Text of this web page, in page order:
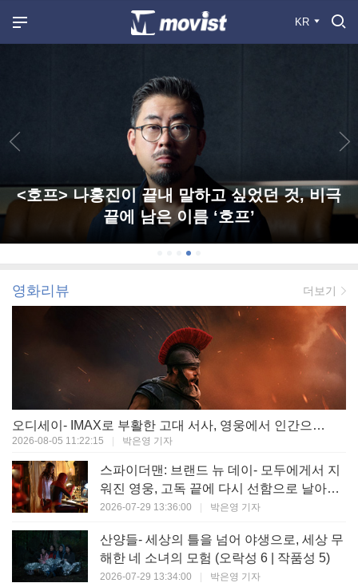
KR
<호프> 나홍진이 끝내 말하고 싶었던 것, 비극
끝에 남은 이름 ‘호프’
영화리뷰 더보기
오디세이- IMAX로 부활한 고대 서사, 영웅에서 인간으로의 귀환 (오락성 9 | 작품성 9)
2026-08-05 11:22:15 박은영 기자
스파이더맨: 브랜드 뉴 데이- 모두에게서 지
워진 영웅, 고독 끝에 다시 선함으로 날아오
르다 (오락성 8 | 작품성 8)
2026-07-29 13:36:00 박은영 기자
산양들- 세상의 틀을 넘어 야생으로, 세상 무
해한 네 소녀의 모험 (오락성 6 | 작품성 5)
2026-07-29 13:34:00 박은영 기자